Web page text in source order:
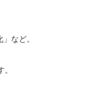
など。